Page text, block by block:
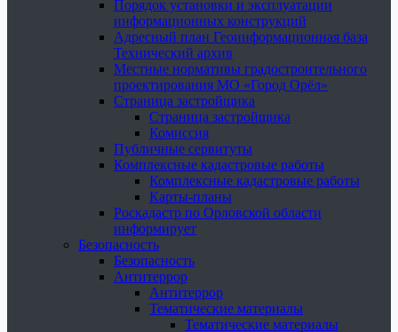
Порядок установки и эксплуатации
информационных конструкций
Адресный план Геоинформационная база
Технический архив
Местные нормативы градостроительного
проектирования МО «Город Орёл»
Страница застройщика
Страница застройщика
Комиссия
Публичные сервитуты
Комплексные кадастровые работы
Комплексные кадастровые работы
Карты-планы
Роскадастр по Орловской области
информирует
Безопасность
Безопасность
Антитеррор
Антитеррор
Тематические материалы
Тематические материалы